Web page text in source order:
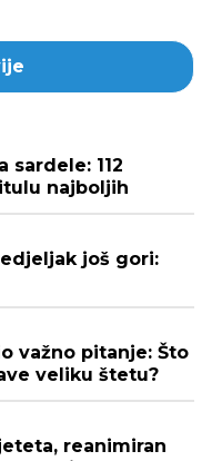
sardele: 112
najboljih
još gori:
važno pitanje: Što
veliku štetu?
reanimiran